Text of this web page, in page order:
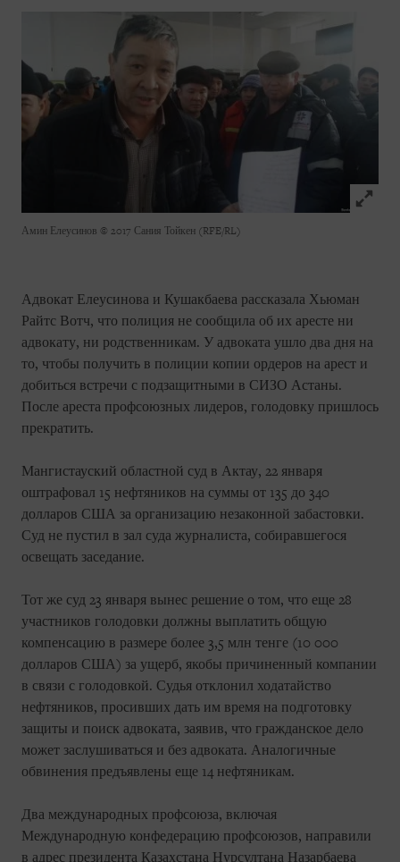
Click
Амин Елеусинов © 2017 Сания Тойкен (RFE/RL)
Адвокат Елеусинова и Кушакбаева рассказала Хьюман
Райтс Вотч, что полиция не сообщила об их аресте ни
адвокату, ни родственникам. У адвоката ушло два дня на
то, чтобы получить в полиции копии ордеров на арест и
добиться встречи с подзащитными в СИЗО Астаны.
После ареста профсоюзных лидеров, голодовку пришлось
прекратить.
Мангистауский областной суд в Актау, 22 января
оштрафовал 15 нефтяников на суммы от 135 до 340
долларов США за организацию незаконной забастовки.
Суд не пустил в зал суда журналиста, собиравшегося
освещать заседание.
Тот же суд 23 января вынес решение о том, что еще 28
участников голодовки должны выплатить общую
компенсацию в размере более 3,5 млн тенге (10 000
долларов США) за ущерб, якобы причиненный компании
в связи с голодовкой. Судья отклонил ходатайство
нефтяников, просивших дать им время на подготовку
защиты и поиск адвоката, заявив, что гражданское дело
может заслушиваться и без адвоката. Аналогичные
обвинения предъявлены еще 14 нефтяникам.
Два международных профсоюза, включая
Международную конфедерацию профсоюзов, направили
в адрес президента Казахстана Нурсултана Назарбаева